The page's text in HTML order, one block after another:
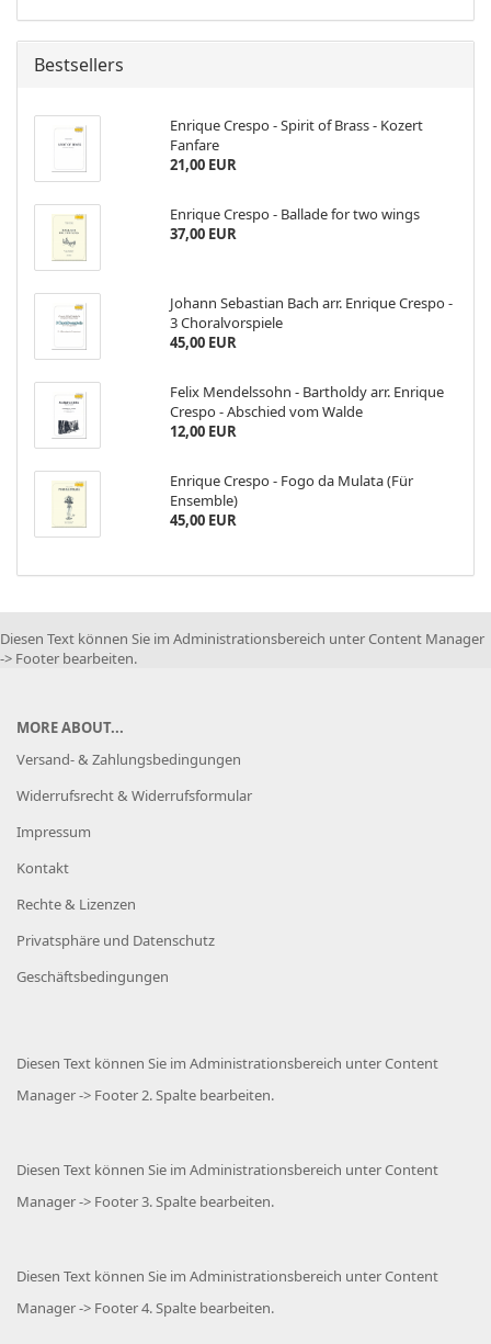
Bestsellers
Enrique Crespo - Spirit of Brass - Kozert
Fanfare
21,00 EUR
Enrique Crespo - Ballade for two wings
37,00 EUR
Johann Sebastian Bach arr. Enrique Crespo -
3 Choralvorspiele
45,00 EUR
Felix Mendelssohn - Bartholdy arr. Enrique
Crespo - Abschied vom Walde
12,00 EUR
Enrique Crespo - Fogo da Mulata (Für
Ensemble)
45,00 EUR
Diesen Text können Sie im Administrationsbereich unter Content Manager
-> Footer bearbeiten.
MORE ABOUT...
Versand- & Zahlungsbedingungen
Widerrufsrecht & Widerrufsformular
Impressum
Kontakt
Rechte & Lizenzen
Privatsphäre und Datenschutz
Geschäftsbedingungen
Diesen Text können Sie im Administrationsbereich unter Content
Manager -> Footer 2. Spalte bearbeiten.
Diesen Text können Sie im Administrationsbereich unter Content
Manager -> Footer 3. Spalte bearbeiten.
Diesen Text können Sie im Administrationsbereich unter Content
Manager -> Footer 4. Spalte bearbeiten.